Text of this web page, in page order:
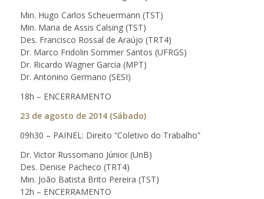
Min. Hugo Carlos Scheuermann (TST)
Min. Maria de Assis Calsing (TST)
Des. Francisco Rossal de Araújo (TRT4)
Dr. Marco Fridolin Sommer Santos (UFRGS)
Dr. Ricardo Wagner Garcia (MPT)
Dr. Antonino Germano (SESI)
18h – ENCERRAMENTO
23 de agosto de 2014 (Sábado)
09h30 – PAINEL: Direito “Coletivo do Trabalho”
Dr. Victor Russomano Júnior (UnB)
Des. Denise Pacheco (TRT4)
Min. João Batista Brito Pereira (TST)
12h – ENCERRAMENTO